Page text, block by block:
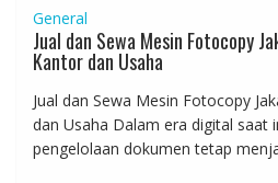
General
Jual dan Sewa Mesin Fotocopy
Kantor dan Usaha
Jual dan Sewa Mesin Fotocopy
dan Usaha Dalam era digital saat
pengelolaan dokumen tetap